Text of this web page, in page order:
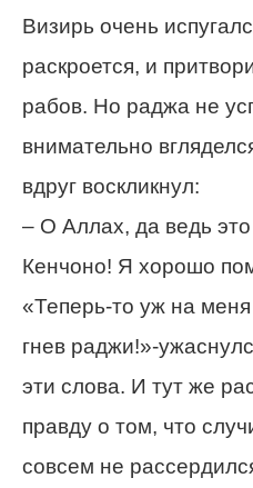
Визирь очень
раскроется, и
рабов. Но раджа не
внимательно
вдруг воскликнул:
– О Аллах, да ведь
Кенчоно! Я хорошо
«Теперь-то уж на
гнев раджи!»-
эти слова. И тут же
правду о том, что
совсем не